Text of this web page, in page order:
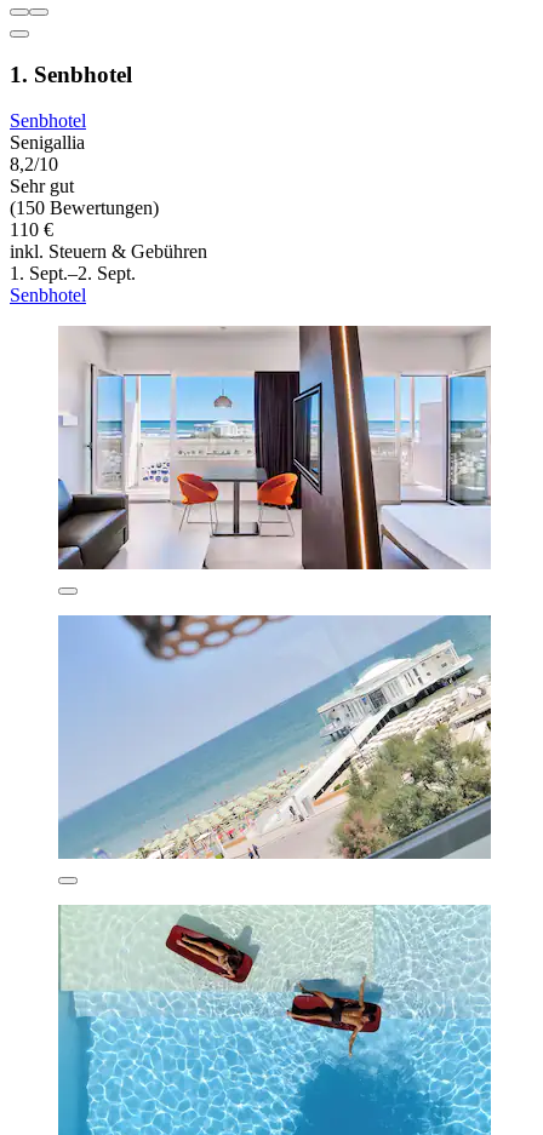
1. Senbhotel
Senbhotel
Senigallia
8,2/10
Sehr gut
(150 Bewertungen)
110 €
inkl. Steuern & Gebühren
1. Sept.–2. Sept.
Senbhotel